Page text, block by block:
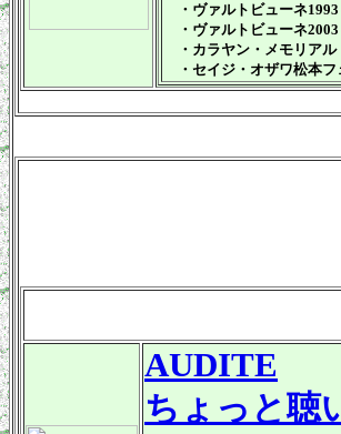
・ヴァルトビューネ
・ヴァルトビューネ
・カラヤン・メモリアル
・セイジ・オザワ松本フ
AUDITE
ちょっと聴